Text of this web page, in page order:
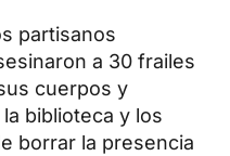
partisanos
a 30 frailes
cuerpos y
biblioteca y los
borrar la presencia